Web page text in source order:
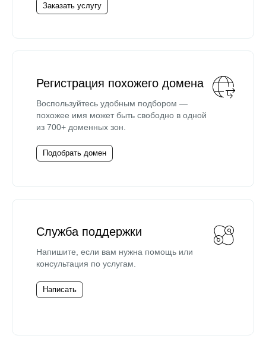
Заказать услугу
Регистрация похожего домена
Воспользуйтесь удобным подбором —
похожее имя может быть свободно в одной
из 700+ доменных зон.
Подобрать домен
Служба поддержки
Напишите, если вам нужна помощь или
консультация по услугам.
Написать